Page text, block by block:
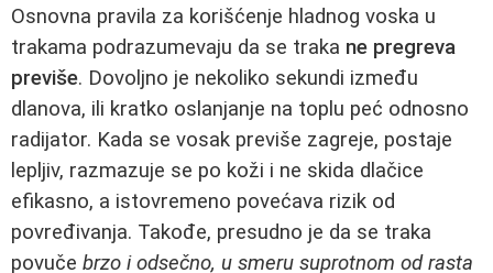
Osnovna pravila za korišćenje hladnog voska u
trakama podrazumevaju da se traka ne pregreva
previše. Dovoljno je nekoliko sekundi između
dlanova, ili kratko oslanjanje na toplu peć odnosno
radijator. Kada se vosak previše zagreje, postaje
lepljiv, razmazuje se po koži i ne skida dlačice
efikasno, a istovremeno povećava rizik od
povređivanja. Takođe, presudno je da se traka
povuče brzo i odsečno, u smeru suprotnom od rasta